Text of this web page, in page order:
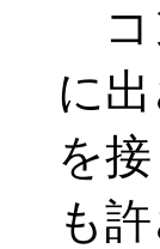
コ
に
を
も